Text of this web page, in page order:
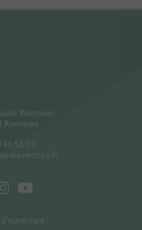
Wormser
Avermes
46 55 03
: